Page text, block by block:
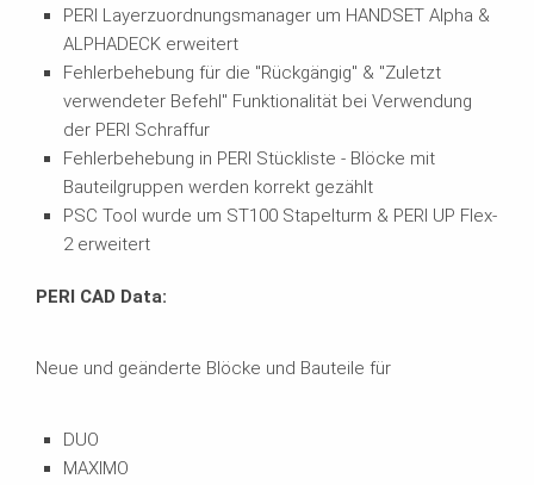
PERI Layerzuordnungsmanager um HANDSET Alpha &
ALPHADECK erweitert
Fehlerbehebung für die "Rückgängig" & "Zuletzt
verwendeter Befehl" Funktionalität bei Verwendung
der PERI Schraffur
Fehlerbehebung in PERI Stückliste - Blöcke mit
Bauteilgruppen werden korrekt gezählt
PSC Tool wurde um ST100 Stapelturm & PERI UP Flex-
2 erweitert
PERI CAD Data:
Neue und geänderte Blöcke und Bauteile für
DUO
MAXIMO